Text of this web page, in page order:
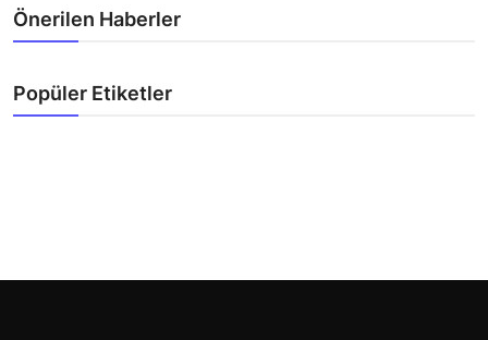
Önerilen Haberler
Popüler Etiketler